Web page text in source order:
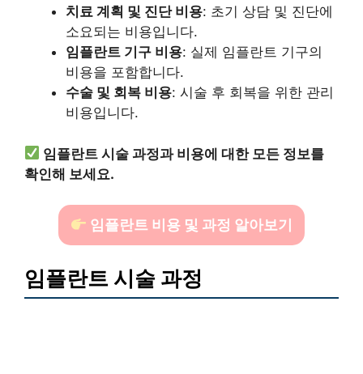
치료 계획 및 진단 비용: 초기 상담 및 진단에
소요되는 비용입니다.
임플란트 기구 비용: 실제 임플란트 기구의
비용을 포함합니다.
수술 및 회복 비용: 시술 후 회복을 위한 관리
비용입니다.
임플란트 시술 과정과 비용에 대한 모든 정보를
확인해 보세요.
임플란트 비용 및 과정 알아보기
임플란트 시술 과정